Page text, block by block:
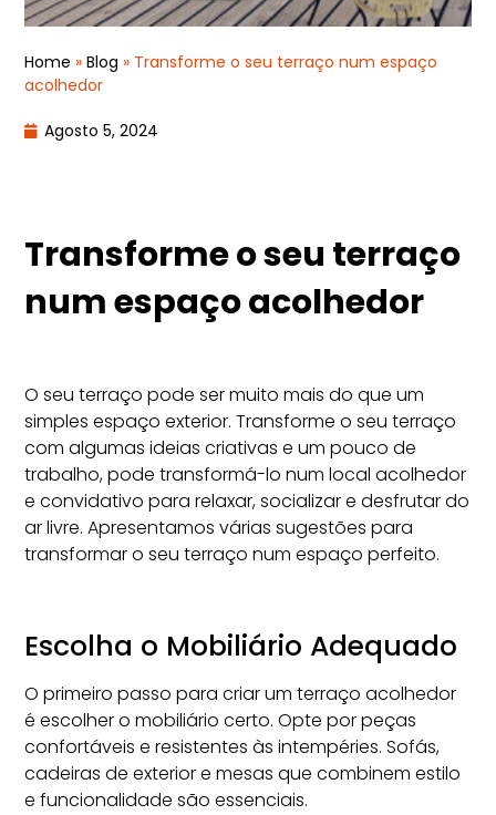
Home »Blog » Transforme o seu terraço num espaço
acolhedor
Agosto 5, 2024
Transforme o seu terraço
num espaço acolhedor
O seu terraço pode ser muito mais do que um
simples espaço exterior. Transforme o seu terraço
com algumas ideias criativas e um pouco de
trabalho, pode transformá-lo num local acolhedor
e convidativo para relaxar, socializar e desfrutar do
ar livre. Apresentamos várias sugestões para
transformar o seu terraço num espaço perfeito.
Escolha o Mobiliário Adequado
O primeiro passo para criar um terraço acolhedor
é escolher o mobiliário certo. Opte por peças
confortáveis e resistentes às intempéries. Sofás,
cadeiras de exterior e mesas que combinem estilo
e funcionalidade são essenciais.